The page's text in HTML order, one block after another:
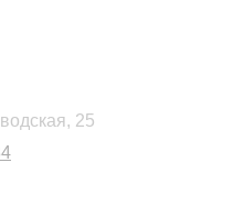
25